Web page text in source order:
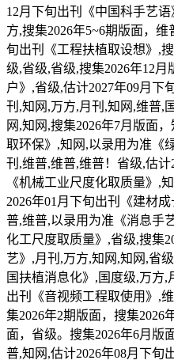
12月下旬出刊《中国科手艺
方,搜集2026年5~6期版面，
旬出刊《工程扶植取设想》,
级,省级,省级,搜集2026年12
户》,省级,估计2027年09月下
刊,知网,万方,月刊,知网,维普,
网,知网,搜集2026年7月版面
取环保》,知网,以录用为准《
刊,维普,维普,维普！省级,估
《机械工业尺度化取质量》,
2026年01月下旬出刊《建材
普,维普,以录用为准《消息手
化工尺度取质量》,省级,搜集
艺》,月刊,万方,知网,知网,省
国扶植消息化》,国度级,万方,
出刊《音视频工程取使用》,
集2026年2期版面，搜集2026
面，省级。搜集2026年6月版
普,知网,估计2026年08月下旬